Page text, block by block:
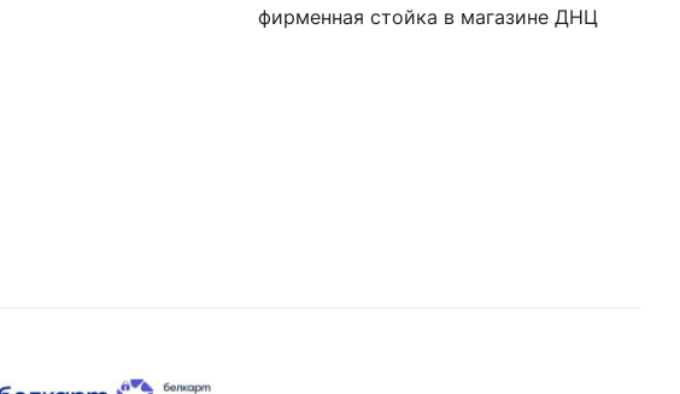
фирменная стойка в магазине ДНЦ